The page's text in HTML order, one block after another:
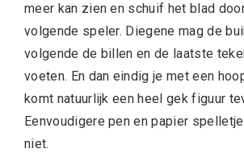
meer kan zien en schuif het blad
volgende speler. Diegene mag de
volgende de billen en de laatste
voeten. En dan eindig je met een
komt natuurlijk een heel gek figuur
Eenvoudigere pen en papier
niet.